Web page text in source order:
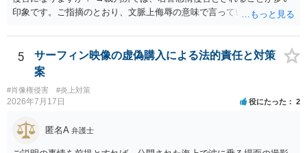
実績として掲載する権限まで当然に生じるものではありません。 もっ
の同意があれば別です。また、単に制作を担当した事実を記載した
り、公開中のサイトへリンクしたりする行為まで当然に禁止できると
は限りません。 人物写真については、通常のSNSへの無断掲載と同
様、掲載目的、態様、必要性、本人の特定可能性等から判断されま
す。営業目的であり、本人も掲載を拒否していることは、違法性を認
める方向の事情となりますが、自動的に肖像権侵害となるわけではあ
りません。 まず、見積書、メール、チャット、デザイナーの利用規約
を確認したうえで、「提供素材及びこれを含む画面の複製・SNS掲載
を許諾しない」と書面で明確に通知することをお勧めします。すでに
印象です。ご指摘のとおり、文脈上侮辱の意味で言っている点も加味
5
サーフィン映像の虚偽購入による法的責任と対策
案
#肖像権侵害 #炎上対策
2026年7月17日 役にたった 2
匿名A 弁護士